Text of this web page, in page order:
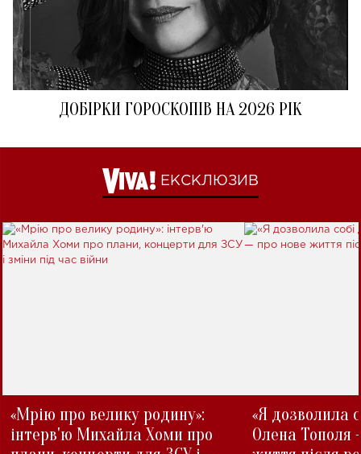
ДОБІРКИ ГОРОСКОПІВ НА 2026 РІК
ЕКСКЛЮЗИВ
«Мрію про велику родину»:
інтерв'ю Михайла Хоми про
«Я дозволила
Олена Тополя